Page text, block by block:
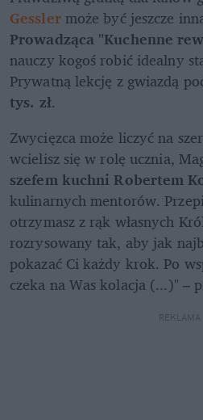
Gessler
Prowadząca "Kuchenne
nauczy kogoś robić idealny
Prywatną lekcję z gwiazdą
tys. zł.
Zwycięzca może liczyć na
szefem kuchni Robertem
kulinarnych mentorów.
otrzymasz z rąk własnych
rozrysowany tak, aby jak
pokazać Ci każdy krok. Po
czeka na Was kolacja (...)" –
REKLAMA